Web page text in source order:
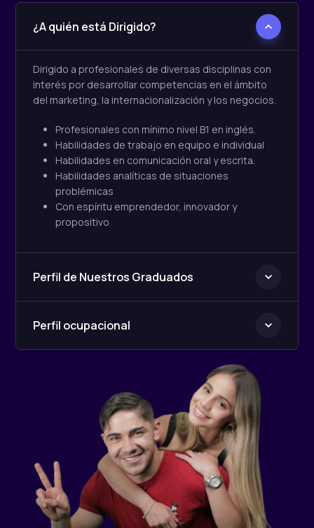
¿A quién está Dirigido?
Dirigido a profesionales de diversas disciplinas con
interés por desarrollar competencias en el ámbito
del marketing, la internacionalización y los negocios.
Profesionales con mínimo nivel B1 en inglés.
Habilidades de trabajo en equipo e individual
Habilidades en comunicación oral y escrita.
Habilidades analíticas de situaciones
problémicas
Con espíritu emprendedor, innovador y
propositivo
Perfil de Nuestros Graduados
Perfil ocupacional